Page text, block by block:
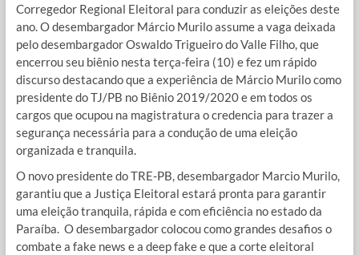
Corregedor Regional Eleitoral para conduzir as eleições deste
ano. O desembargador Márcio Murilo assume a vaga deixada
pelo desembargador Oswaldo Trigueiro do Valle Filho, que
encerrou seu biênio nesta terça-feira (10) e fez um rápido
discurso destacando que a experiência de Márcio Murilo como
presidente do TJ/PB no Biênio 2019/2020 e em todos os
cargos que ocupou na magistratura o credencia para trazer a
segurança necessária para a condução de uma eleição
organizada e tranquila.
O novo presidente do TRE-PB, desembargador Marcio Murilo,
garantiu que a Justiça Eleitoral estará pronta para garantir
uma eleição tranquila, rápida e com eficiência no estado da
Paraíba. O desembargador colocou como grandes desafios o
combate a fake news e a deep fake e que a corte eleitoral